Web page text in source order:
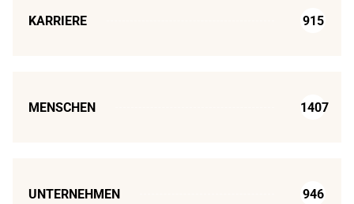
KARRIERE 915
MENSCHEN 1407
UNTERNEHMEN 946